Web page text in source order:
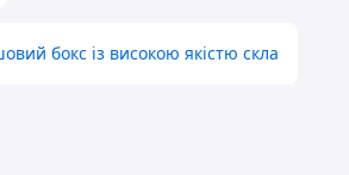
бокс із високою якістю скла